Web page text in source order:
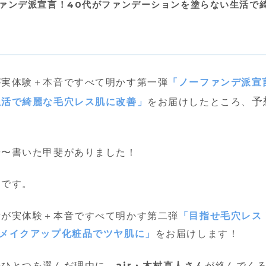
ンデ派宣言！40代がファンデーションを塗らない生活で
体験＋本音ですべて明かす第一弾 「ノーファンデ派
で綺麗な毛穴レス肌に改善」 をお届けしたところ、 予
書いた甲斐がありました！
す。
実体験＋本音ですべて明かす第二弾 「目指せ毛穴レ
イクアップ化粧品でツヤ肌に」
をお届けします！